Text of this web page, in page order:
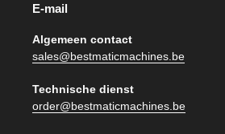
E-mail
Algemeen contact
sales@bestmaticmachines.be
Technische dienst
order@bestmaticmachines.be